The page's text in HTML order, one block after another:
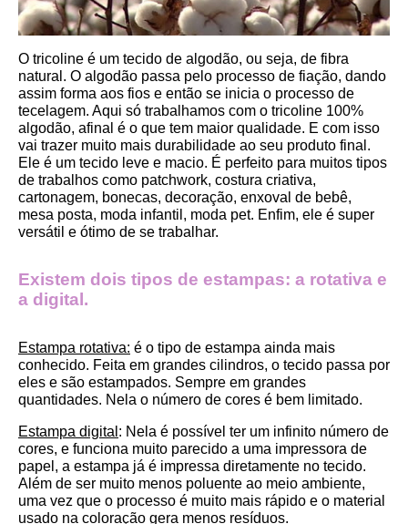
O tricoline é um tecido de algodão, ou seja, de fibra
natural. O algodão passa pelo processo de fiação, dando
assim forma aos fios e então se inicia o processo de
tecelagem. Aqui só trabalhamos com o tricoline 100%
algodão, afinal é o que tem maior qualidade. E com isso
vai trazer muito mais durabilidade ao seu produto final.
Ele é um tecido leve e macio. É perfeito para muitos tipos
de trabalhos como patchwork, costura criativa,
cartonagem, bonecas, decoração, enxoval de bebê,
mesa posta, moda infantil, moda pet. Enfim, ele é super
versátil e ótimo de se trabalhar.
Existem dois tipos de estampas: a rotativa e
a digital.
Estampa rotativa: é o tipo de estampa ainda mais
conhecido. Feita em grandes cilindros, o tecido passa por
eles e são estampados. Sempre em grandes
quantidades. Nela o número de cores é bem limitado.
Estampa digital : Nela é possível ter um infinito número de
cores, e funciona muito parecido a uma impressora de
papel, a estampa já é impressa diretamente no tecido.
Além de ser muito menos poluente ao meio ambiente,
uma vez que o processo é muito mais rápido e o material
usado na coloração gera menos resíduos.